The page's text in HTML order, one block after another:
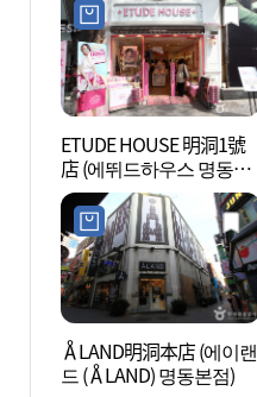
ETUDE HOUSE 明洞1號
店 (에뛰드하우스 명동1
호점)
ÅLAND明洞本店 (에이랜
드 (ÅLAND) 명동본점)